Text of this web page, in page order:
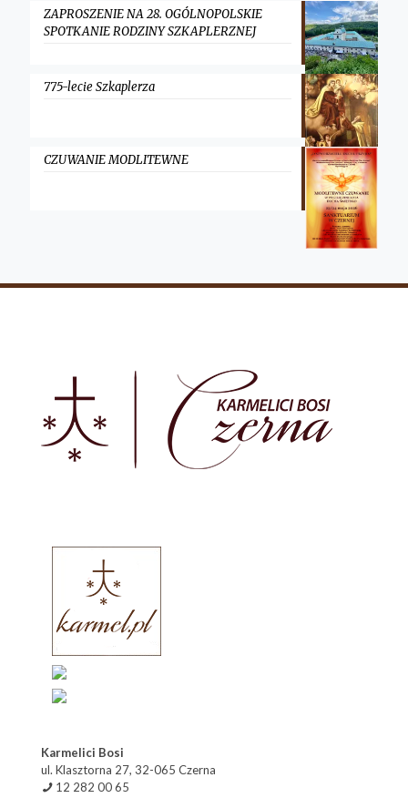
ZAPROSZENIE NA 28. OGÓLNOPOLSKIE
SPOTKANIE RODZINY SZKAPLERZNEJ
775-lecie Szkaplerza
CZUWANIE MODLITEWNE
Karmelici Bosi
ul. Klasztorna 27, 32-065 Czerna
12 282 00 65